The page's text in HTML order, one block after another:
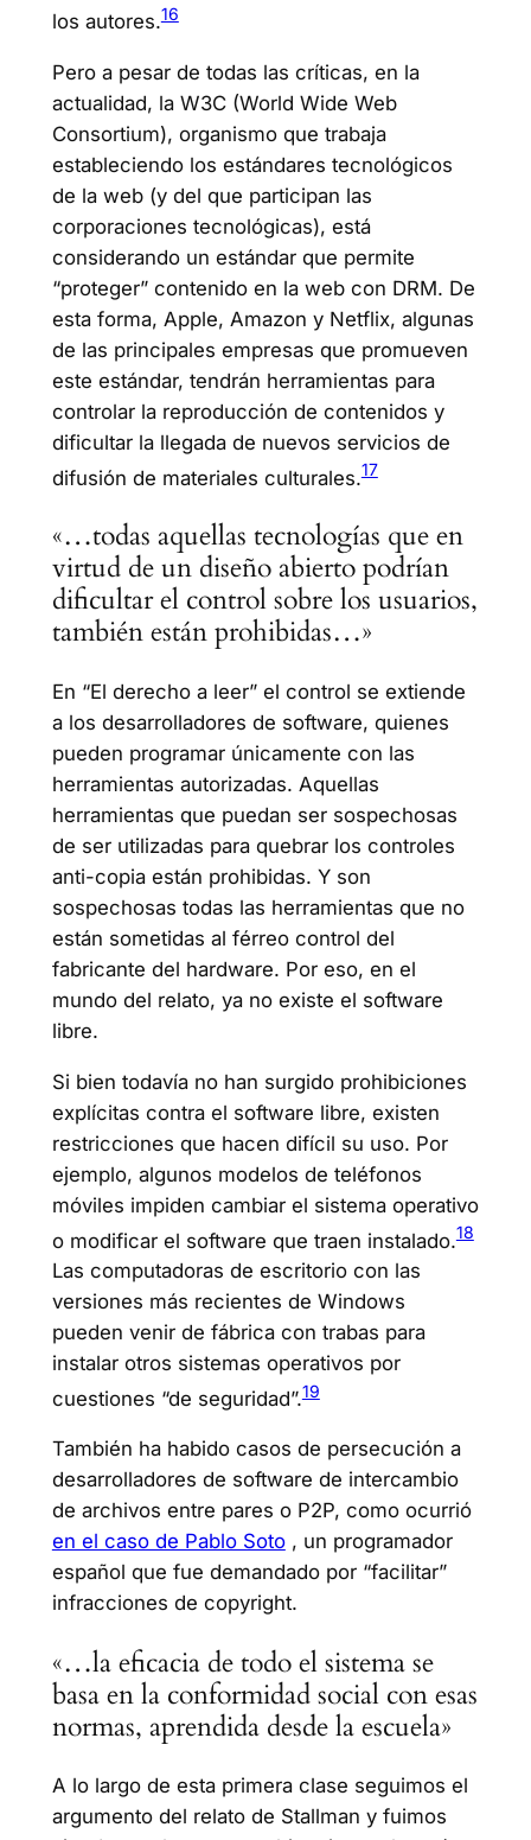
los autores.16
Pero a pesar de todas las críticas, en la
actualidad, la W3C (World Wide Web
Consortium), organismo que trabaja
estableciendo los estándares tecnológicos
de la web (y del que participan las
corporaciones tecnológicas), está
considerando un estándar que permite
“proteger” contenido en la web con DRM. De
esta forma, Apple, Amazon y Netflix, algunas
de las principales empresas que promueven
este estándar, tendrán herramientas para
controlar la reproducción de contenidos y
dificultar la llegada de nuevos servicios de
difusión de materiales culturales.17
«…todas aquellas tecnologías que en
virtud de un diseño abierto podrían
dificultar el control sobre los usuarios,
también están prohibidas…»
En “El derecho a leer” el control se extiende
a los desarrolladores de software, quienes
pueden programar únicamente con las
herramientas autorizadas. Aquellas
herramientas que puedan ser sospechosas
de ser utilizadas para quebrar los controles
anti-copia están prohibidas. Y son
sospechosas todas las herramientas que no
están sometidas al férreo control del
fabricante del hardware. Por eso, en el
mundo del relato, ya no existe el software
libre.
Si bien todavía no han surgido prohibiciones
explícitas contra el software libre, existen
restricciones que hacen difícil su uso. Por
ejemplo, algunos modelos de teléfonos
móviles impiden cambiar el sistema operativo
o modificar el software que traen instalado.18
Las computadoras de escritorio con las
versiones más recientes de Windows
pueden venir de fábrica con trabas para
instalar otros sistemas operativos por
cuestiones “de seguridad”.19
También ha habido casos de persecución a
desarrolladores de software de intercambio
de archivos entre pares o P2P, como ocurrió
en el caso de Pablo Soto, un programador
español que fue demandado por “facilitar”
infracciones de copyright.
«…la eficacia de todo el sistema se
basa en la conformidad social con esas
normas, aprendida desde la escuela»
A lo largo de esta primera clase seguimos el
argumento del relato de Stallman y fuimos